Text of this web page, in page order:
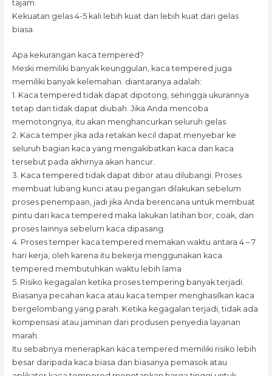
tajam.
Kekuatan gelas 4-5 kali lebih kuat dan lebih kuat dari gelas
biasa.
Apa kekurangan kaca tempered?
Meski memiliki banyak keunggulan, kaca tempered juga
memiliki banyak kelemahan. diantaranya adalah:
1. Kaca tempered tidak dapat dipotong, sehingga ukurannya
tetap dan tidak dapat diubah. Jika Anda mencoba
memotongnya, itu akan menghancurkan seluruh gelas
2. Kaca temper jika ada retakan kecil dapat menyebar ke
seluruh bagian kaca yang mengakibatkan kaca dan kaca
tersebut pada akhirnya akan hancur.
3. Kaca tempered tidak dapat dibor atau dilubangi. Proses
membuat lubang kunci atau pegangan dilakukan sebelum
proses penempaan, jadi jika Anda berencana untuk membuat
pintu dari kaca tempered maka lakukan latihan bor, coak, dan
proses lainnya sebelum kaca dipasang.
4. Proses temper kaca tempered memakan waktu antara 4 – 7
hari kerja, oleh karena itu bekerja menggunakan kaca
tempered membutuhkan waktu lebih lama
5. Risiko kegagalan ketika proses tempering banyak terjadi.
Biasanya pecahan kaca atau kaca temper menghasilkan kaca
bergelombang yang parah. Ketika kegagalan terjadi, tidak ada
kompensasi atau jaminan dari produsen penyedia layanan
marah.
Itu sebabnya menerapkan kaca tempered memiliki risiko lebih
besar daripada kaca biasa dan biasanya pemasok atau